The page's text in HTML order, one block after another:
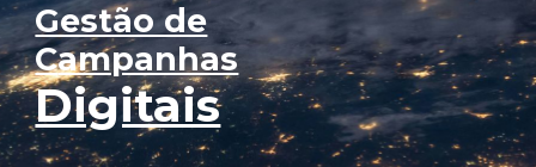
Gestão de
Campanhas
Digitais